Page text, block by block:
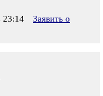
23:14
Заявить о